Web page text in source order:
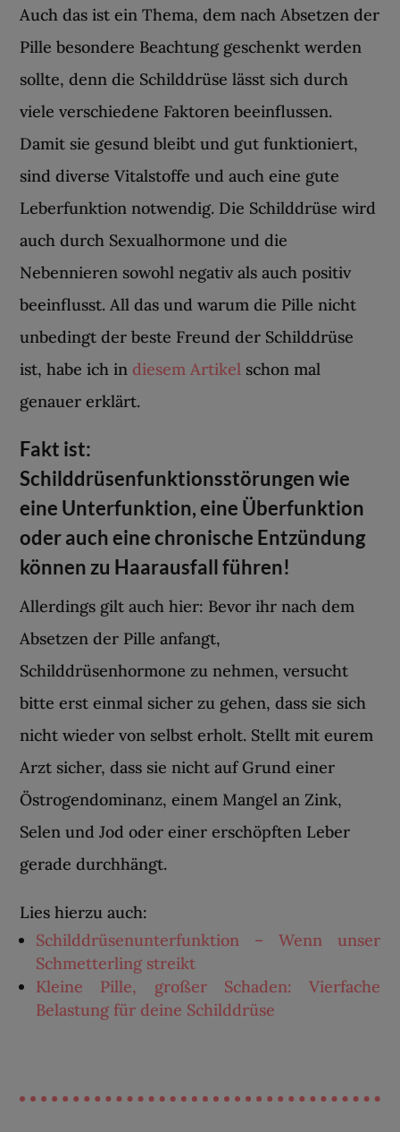
Auch das ist ein Thema, dem nach Absetzen der
Pille besondere Beachtung geschenkt werden
sollte, denn die Schilddrüse lässt sich durch
viele verschiedene Faktoren beeinflussen.
Damit sie gesund bleibt und gut funktioniert,
sind diverse Vitalstoffe und auch eine gute
Leberfunktion notwendig. Die Schilddrüse wird
auch durch Sexualhormone und die
Nebennieren sowohl negativ als auch positiv
beeinflusst. All das und warum die Pille nicht
unbedingt der beste Freund der Schilddrüse
ist, habe ich in diesem Artikel schon mal
genauer erklärt.
Fakt ist:
Schilddrüsenfunktionsstörungen wie
eine Unterfunktion, eine Überfunktion
oder auch eine chronische Entzündung
können zu Haarausfall führen!
Allerdings gilt auch hier: Bevor ihr nach dem
Absetzen der Pille anfangt,
Schilddrüsenhormone zu nehmen, versucht
bitte erst einmal sicher zu gehen, dass sie sich
nicht wieder von selbst erholt. Stellt mit eurem
Arzt sicher, dass sie nicht auf Grund einer
Östrogendominanz, einem Mangel an Zink,
Selen und Jod oder einer erschöpften Leber
gerade durchhängt.
Lies hierzu auch:
Schilddrüsenunterfunktion – Wenn unser
Schmetterling streikt
Kleine Pille, großer Schaden: Vierfache
Belastung für deine Schilddrüse